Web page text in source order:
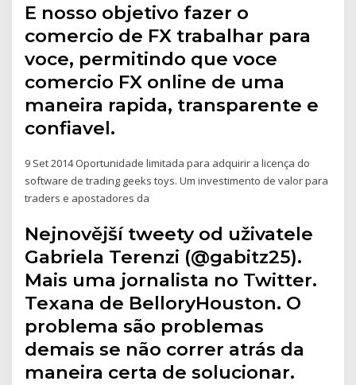
E nosso objetivo fazer o
comercio de FX trabalhar para
voce, permitindo que voce
comercio FX online de uma
maneira rapida, transparente e
confiavel.
9 Set 2014 Oportunidade limitada para adquirir a licença do
software de trading geeks toys. Um investimento de valor para
traders e apostadores da
Nejnovější tweety od uživatele
Gabriela Terenzi (@gabitz25).
Mais uma jornalista no Twitter.
Texana de BelloryHouston. O
problema são problemas
demais se não correr atrás da
maneira certa de solucionar.